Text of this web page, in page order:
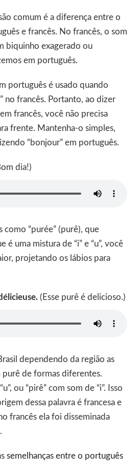
comum é a diferença entre o
e francês. No francês, o som
biquinho exagerado ou
em português.
português é usado quando
no francês. Portanto, ao dizer
francês, você não precisa
frente. Mantenha-o simples,
“bonjour” em português.
dia!)
como “purée” (purê), que
é uma mistura de “i” e “u”, você
projetando os lábios para
(Esse purê é delicioso.)
dependendo da região as
purê de formas diferentes.
ou “pirê” com som de “i”. Isso
dessa palavra é francesa e
francês ela foi disseminada
semelhanças entre o português